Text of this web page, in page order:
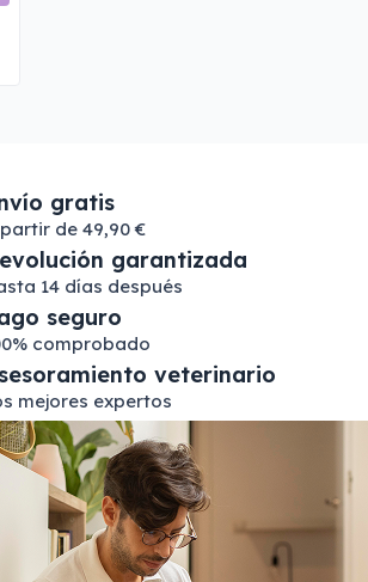
gratis
de 49,90 €
garantizada
14 días después
seguro
comprobado
veterinario
mejores expertos